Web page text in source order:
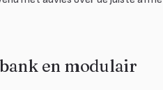
en modulair